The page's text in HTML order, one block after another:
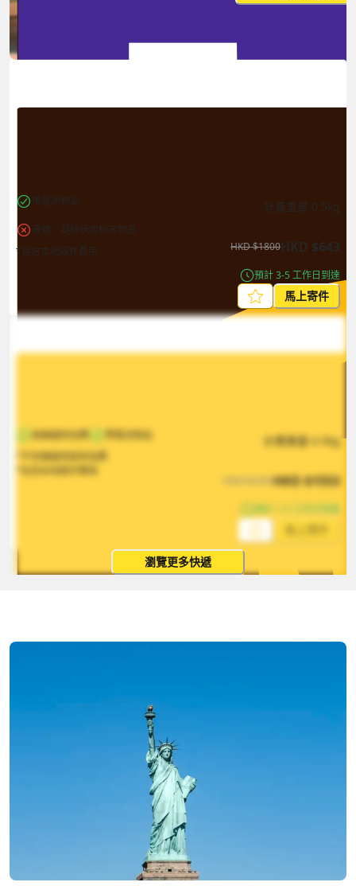
帶電池物品
液體、凝膠狀或粉末物品
*包含本地取件費用
計費重量 0.5kg
HKD$1800HKD $643
預計 3-5 工作日到達
馬上寄件
無偏遠附加費
帶電池物品
*不含偏遠地區附加費
*包含本地取件費用
計費重量 0.5kg
2330HKD$1553
預計 1-5 工作日到達
瀏覽更多快遞